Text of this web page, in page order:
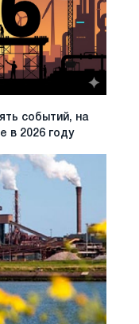
событий, на
в 2026 году